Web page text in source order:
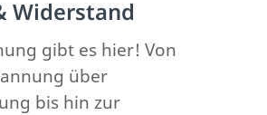
Widerstand
gibt es hier! Von
über
bis hin zur